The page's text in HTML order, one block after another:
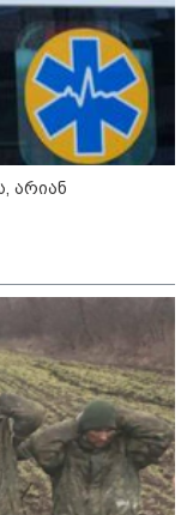
თბილისში
ძალადობის
მათ შორის 2
დააკავა -
მიზნით
არ
რეგულირებულ
და ოდესას
დაღუპულები და
არიან